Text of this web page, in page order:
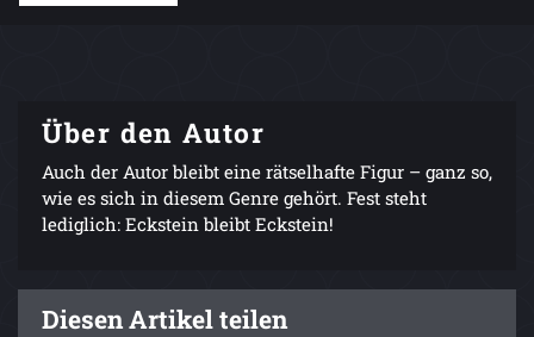
Über den Autor
Auch der Autor bleibt eine rätselhafte Figur – ganz so,
wie es sich in diesem Genre gehört. Fest steht
lediglich: Eckstein bleibt Eckstein!
Diesen Artikel teilen